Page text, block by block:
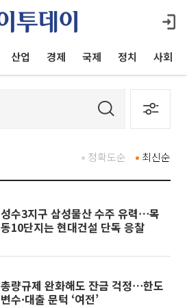
산업 경제 국제 정치 사회
최신순
정확도순
성수3지구 삼성물산 수주 유력⋯목
동10단지는 현대건설 단독 응찰
총량규제 완화해도 잔금 걱정⋯한도
변수·대출 문턱 ‘여전’